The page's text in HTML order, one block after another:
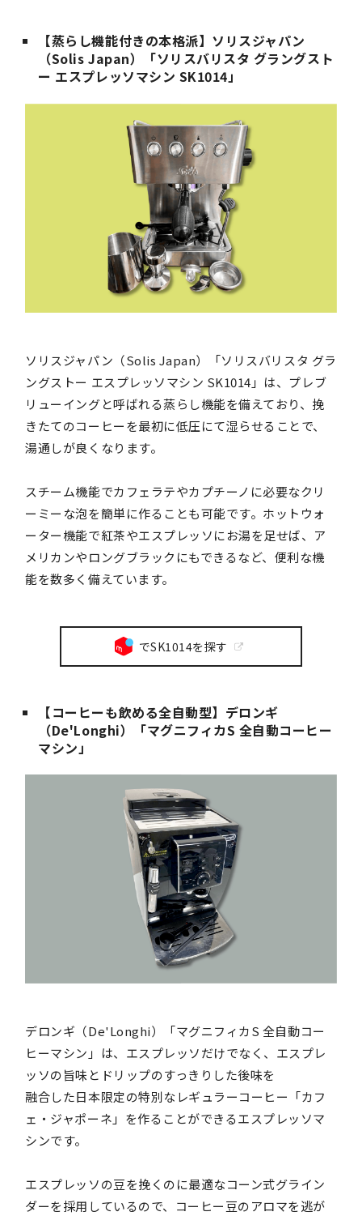
【蒸らし機能付きの本格派】ソリスジャパン
（Solis Japan）「ソリスバリスタ グラングスト
ー エスプレッソマシン SK1014」
ソリスジャパン（Solis Japan）「ソリスバリスタ グラ
ングストー エスプレッソマシン SK1014」は、プレブ
リューイングと呼ばれる蒸らし機能を備えており、挽
きたてのコーヒーを最初に低圧にて湿らせることで、
湯通しが良くなります。
スチーム機能でカフェラテやカプチーノに必要なクリ
ーミーな泡を簡単に作ることも可能です。ホットウォ
ーター機能で紅茶やエスプレッソにお湯を足せば、ア
メリカンやロングブラックにもできるなど、便利な機
能を数多く備えています。
でSK1014を探す
【コーヒーも飲める全自動型】デロンギ
（De'Longhi）「マグニフィカS 全自動コーヒー
マシン」
デロンギ（De'Longhi）「マグニフィカS 全自動コー
ヒーマシン」は、エスプレッソだけでなく、エスプレ
ッソの旨味とドリップのすっきりした後味を
融合した日本限定の特別なレギュラーコーヒー「カフ
ェ・ジャポーネ」を作ることができるエスプレッソマ
シンです。
エスプレッソの豆を挽くのに最適なコーン式グライン
ダーを採用しているので、コーヒー豆のアロマを逃が